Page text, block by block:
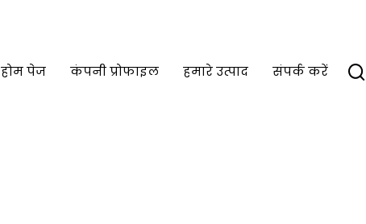
होम पेज कंपनी प्रोफाइल हमारे उत्पाद संपर्क करें